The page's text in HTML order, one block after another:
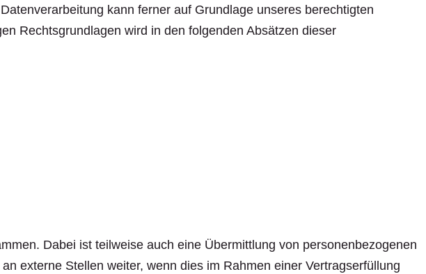
kann ferner auf Grundlage unseres berechtigten
Rechtsgrundlagen wird in den folgenden Absätzen dieser
Dabei ist teilweise auch eine Übermittlung von personenbezogenen
externe Stellen weiter, wenn dies im Rahmen einer Vertragserfüllung